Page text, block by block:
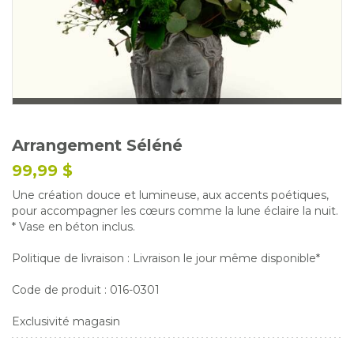
Glossaire
Calendrier horticole
Emplois
Service à la clientèle
Nous joindre
Arrangement Séléné
99,99 $
Une création douce et lumineuse, aux accents poétiques,
pour accompagner les cœurs comme la lune éclaire la nuit.
* Vase en béton inclus.
Politique de livraison : Livraison le jour même disponible*
Code de produit : 016-0301
Exclusivité magasin